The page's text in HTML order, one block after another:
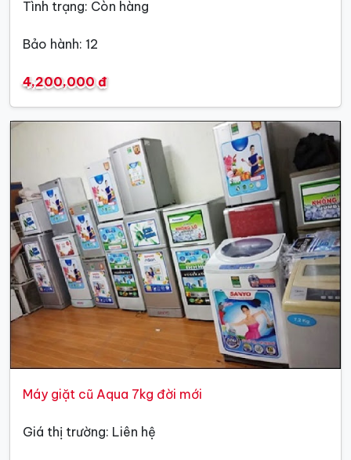
Tình trạng: Còn hàng
Bảo hành: 12
4,200,000 đ
Máy giặt cũ Aqua 7kg đời mới
Giá thị trường: Liên hệ